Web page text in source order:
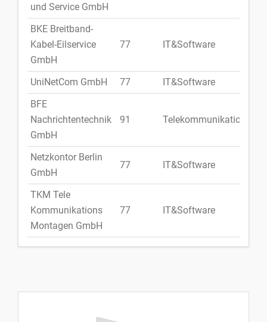
und Service GmbH
BKE Breitband-
Kabel-Eilservice
GmbH
77 IT&Software
UniNetCom GmbH 77 IT&Software
BFE
Nachrichtentechnik
GmbH
91 Telekommunikation
Netzkontor Berlin
GmbH
77 IT&Software
TKM Tele
Kommunikations
Montagen GmbH
77 IT&Software